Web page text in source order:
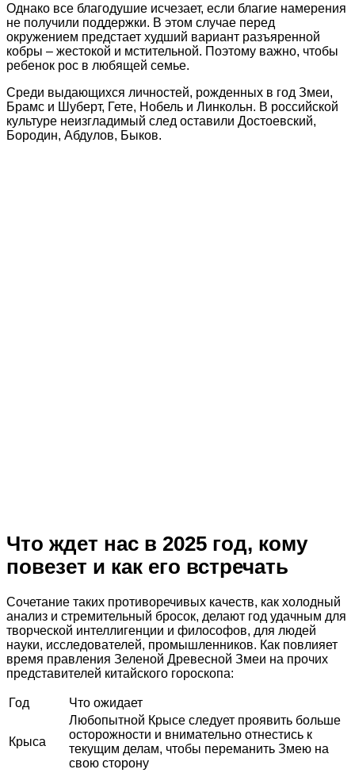
Однако все благодушие исчезает, если благие намерения
не получили поддержки. В этом случае перед
окружением предстает худший вариант разъяренной
кобры – жестокой и мстительной. Поэтому важно, чтобы
ребенок рос в любящей семье.
Среди выдающихся личностей, рожденных в год Змеи,
Брамс и Шуберт, Гете, Нобель и Линкольн. В российской
культуре неизгладимый след оставили Достоевский,
Бородин, Абдулов, Быков.
Что ждет нас в 2025 год, кому
повезет и как его встречать
Сочетание таких противоречивых качеств, как холодный
анализ и стремительный бросок, делают год удачным для
творческой интеллигенции и философов, для людей
науки, исследователей, промышленников. Как повлияет
время правления Зеленой Древесной Змеи на прочих
представителей китайского гороскопа:
Год Что ожидает
Крыса
Любопытной Крысе следует проявить больше
осторожности и внимательно отнестись к
текущим делам, чтобы переманить Змею на
свою сторону